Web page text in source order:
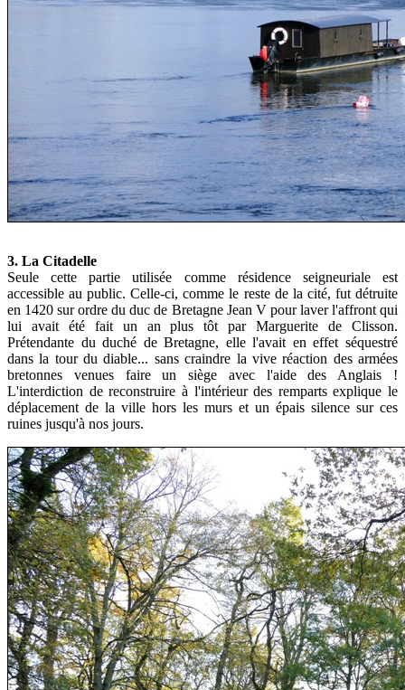
3. La Citadelle
Seule cette partie utilisée comme résidence seigneuriale est
accessible au public. Celle-ci, comme le reste de la cité, fut détruite
en 1420 sur ordre du duc de Bretagne Jean V pour laver l'affront qui
lui avait été fait un an plus tôt par Marguerite de Clisson.
Prétendante du duché de Bretagne, elle l'avait en effet séquestré
dans la tour du diable... sans craindre la vive réaction des armées
bretonnes venues faire un siège avec l'aide des Anglais !
L'interdiction de reconstruire à l'intérieur des remparts explique le
déplacement de la ville hors les murs et un épais silence sur ces
ruines jusqu'à nos jours.